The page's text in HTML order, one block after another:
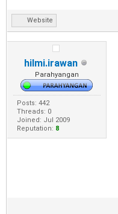
Website
hilmi.irawan
Parahyangan
Posts: 442
Threads: 0
Joined: Jul 2009
Reputation: 8